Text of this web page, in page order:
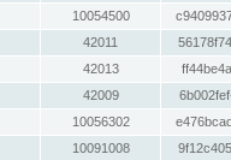
10054500
42011
42013
42009
10056302
10091008